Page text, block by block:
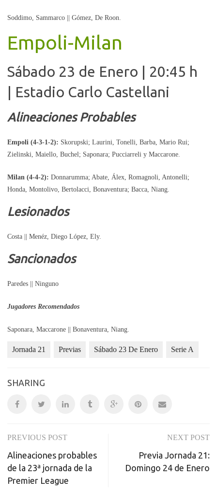
Soddimo, Sammarco || Gómez, De Roon.
Empoli-Milan
Sábado 23 de Enero | 20:45 h
| Estadio Carlo Castellani
Alineaciones Probables
Empoli (4-3-1-2): Skorupski; Laurini, Tonelli, Barba, Mario Rui;
Zielinski, Maiello, Buchel; Saponara; Pucciarreli y Maccarone.
Milan (4-4-2): Donnarumma; Abate, Álex, Romagnoli, Antonelli;
Honda, Montolivo, Bertolacci, Bonaventura; Bacca, Niang.
Lesionados
Costa || Menéz, Diego López, Ely.
Sancionados
Paredes || Ninguno
Jugadores Recomendados
Saponara, Maccarone || Bonaventura, Niang.
Jornada 21 Previas Sábado 23 De Enero Serie A
SHARING
Post
navigation
PREVIOUS POST
Alineaciones probables
de la 23ª jornada de la
Premier League
NEXT POST
Previa Jornada 21:
Domingo 24 de Enero